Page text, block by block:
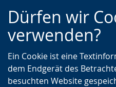
Dürfen wir
verwenden?
Ein Cookie ist eine
dem Endgerät des
besuchten Website